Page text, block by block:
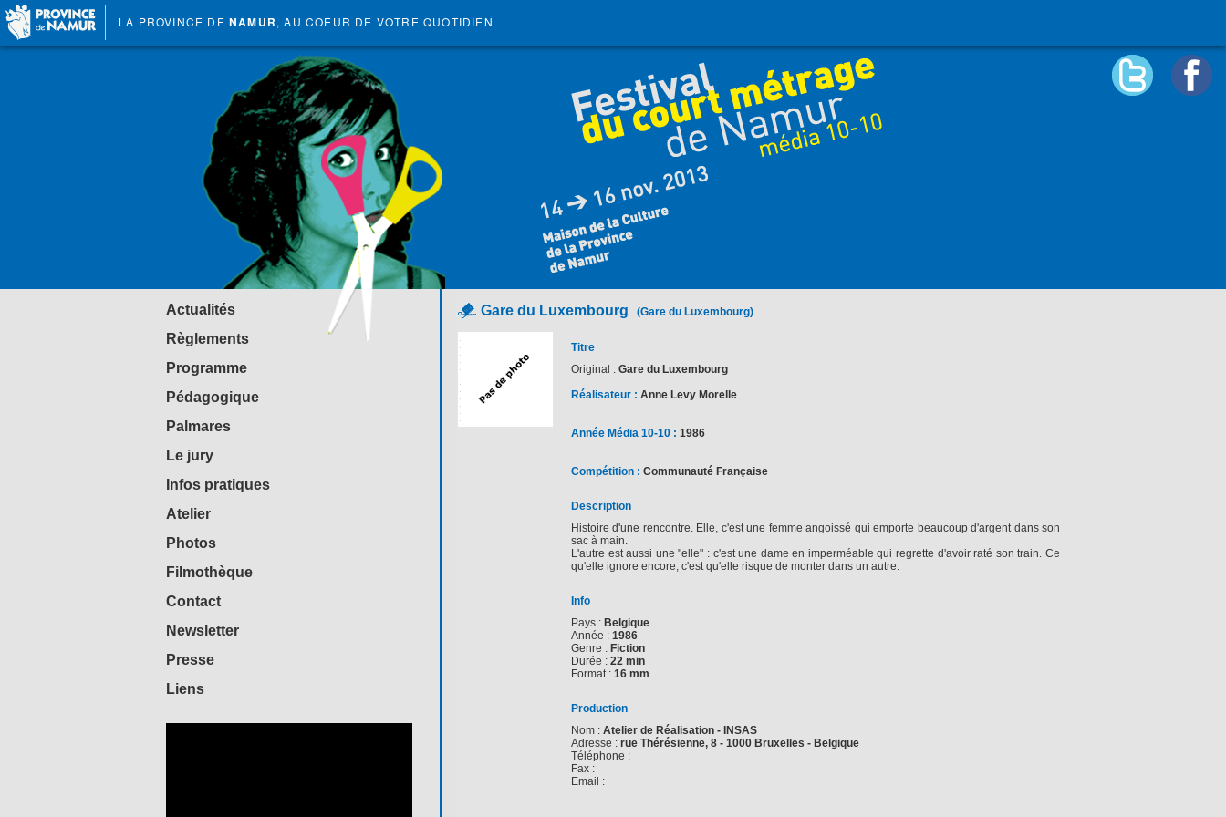
LA PROVINCE DE NAMUR, AU COEUR DE VOTRE QUOTIDIEN
Actualités
Règlements
Programme
Pédagogique
Palmares
Le jury
Infos pratiques
Atelier
Photos
Filmothèque
Contact
Newsletter
Presse
Liens
Gare du Luxembourg (Gare du Luxembourg)
Titre
Original : Gare du Luxembourg
Réalisateur : Anne Levy Morelle
Année Média 10-10 : 1986
Compétition : Communauté Française
Description
Histoire d'une rencontre. Elle, c'est une femme angoissé qui emporte beaucoup d'argent dans son
sac à main.
L'autre est aussi une "elle" : c'est une dame en imperméable qui regrette d'avoir raté son train. Ce
qu'elle ignore encore, c'est qu'elle risque de monter dans un autre.
Info
Pays : Belgique
Année : 1986
Genre : Fiction
Durée : 22 min
Format : 16 mm
Production
Nom : Atelier de Réalisation - INSAS
Adresse : rue Thérésienne, 8 - 1000 Bruxelles - Belgique
Téléphone :
Fax :
Email :